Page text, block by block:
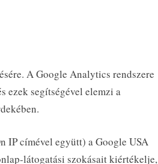
A Google Analytics rendszere
ezek segítségével elemzi a
IP címével együtt) a Google USA
látogatási szokásait kiértékelje,